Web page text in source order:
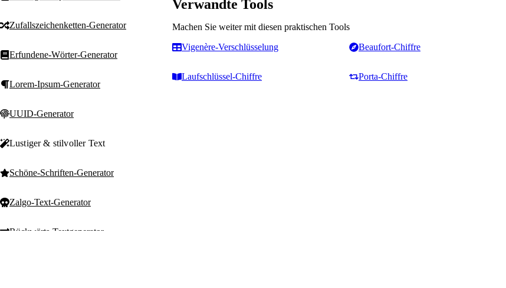
Zufallszeichenketten-Generator
Erfundene-Wörter-Generator
Lorem-Ipsum-Generator
UUID-Generator
Lustiger & stilvoller Text
Schöne-Schriften-Generator
Zalgo-Text-Generator
Rückwärts-Textgenerator
Verwandte Tools
Machen Sie weiter mit diesen praktischen Tools
Vigenère-Verschlüsselung
Beaufort-Chiffre
Laufschlüssel-Chiffre Porta-Chiffre